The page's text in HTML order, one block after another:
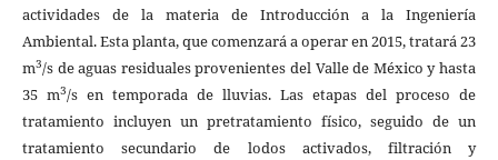
actividades de la materia de Introducción a la Ingeniería
Ambiental. Esta planta, que comenzará a operar en 2015, tratará 23
m3/s de aguas residuales provenientes del Valle de México y hasta
35 m3/s en temporada de lluvias. Las etapas del proceso de
tratamiento incluyen un pretratamiento físico, seguido de un
tratamiento secundario de lodos activados, filtración y